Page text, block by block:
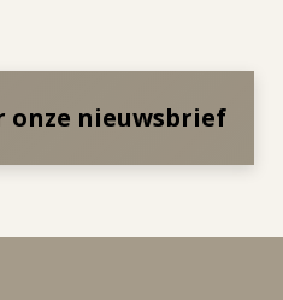
onze nieuwsbrief